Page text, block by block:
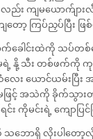
း ကျမယောက်ျား
ော့ ကြပ်ညှပ်ပြီး ဖြ
ခေါင်းထဲကို သပ်တစ်
မရဲ့ နို့ သီး တစ်ဖက်ကို
သံလေး ယောင်ယမ်း
ဖြင့် အသဲကို ခိုက်သွား
င်း ကိုမင်းရဲ့ ကျေ
ောရှိ လိုးပါတော့လို့